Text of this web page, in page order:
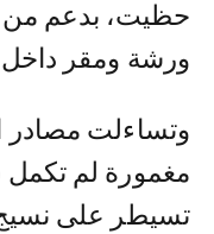
حظيت، بدعم من
ورشة ومقر داخل
وتساءلت مصادر
مغمورة لم
تسيطر على